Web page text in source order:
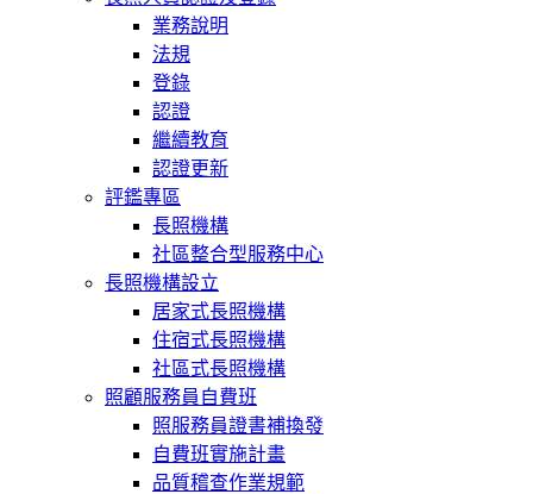
業務說明
法規
登錄
認證
繼續教育
認證更新
評鑑專區
長照機構
社區整合型服務中心
長照機構設立
居家式長照機構
住宿式長照機構
社區式長照機構
照顧服務員自費班
照服務員證書補換發
自費班實施計畫
品質稽查作業規範